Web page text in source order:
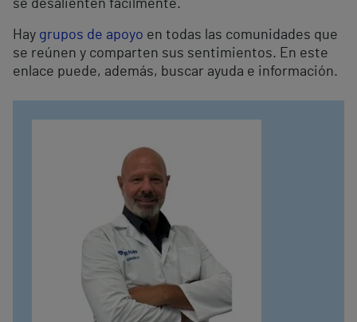
se desalienten fácilmente.
Hay grupos de apoyo en todas las comunidades que
se reúnen y comparten sus sentimientos. En este
enlace puede, además, buscar ayuda e información.